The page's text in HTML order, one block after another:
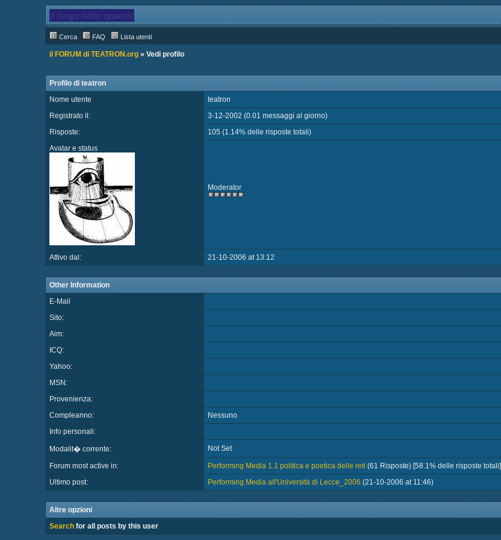
Cerca FAQ Lista utenti
il FORUM di TEATRON.org» Vedi profilo
Profilo di teatron
Nome utente
teatron
Registrato il:
3-12-2002 (0.01 messaggi al giorno)
Risposte:
105 (1.14% delle risposte totali)
Avatar e status
Moderator
Attivo dal: 21-10-2006 at 13:12
Other Information
E-Mail
Sito:
Aim:
ICQ:
Yahoo:
MSN:
Provenienza:
Compleanno:
Nessuno
Info personali:
Modalit� corrente: Not Set
Forum most active in: Performing Media 1.1 politica e poetica delle reti (61 Risposte) [58.1% delle risposte totali]
Ultimo post:
Performing Media all'Università di Lecce_2006 (21-10-2006 at 11:46)
Altre opzioni
Searchfor all posts by this user